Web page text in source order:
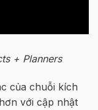
+ Planners
của chuỗi kích
với cập nhật